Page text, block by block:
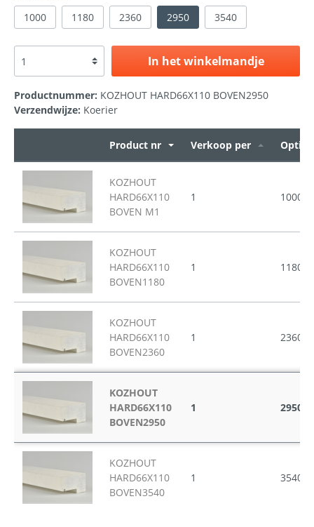
1000
1180 2360 2950 3540
In het winkelmandje
Productnummer: KOZHOUT HARD66X110 BOVEN2950
Verzendwijze: Koerier
Product nr Verkoop per Opties
KOZHOUT
HARD66X110
BOVEN M1
1 1000
KOZHOUT
HARD66X110
BOVEN1180
1 1180
KOZHOUT
HARD66X110
BOVEN2360
1 2360
KOZHOUT
HARD66X110
BOVEN2950
1 2950
KOZHOUT
HARD66X110
BOVEN3540
1 3540